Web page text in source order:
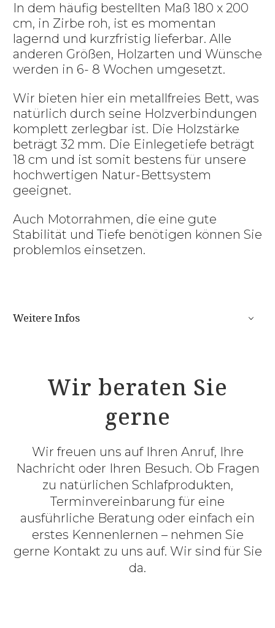
In dem häufig bestellten Maß 180 x 200
cm, in Zirbe roh, ist es momentan
lagernd und kurzfristig lieferbar. Alle
anderen Größen, Holzarten und Wünsche
werden in 6- 8 Wochen umgesetzt.
Wir bieten hier ein metallfreies Bett, was
natürlich durch seine Holzverbindungen
komplett zerlegbar ist. Die Holzstärke
beträgt 32 mm. Die Einlegetiefe beträgt
18 cm und ist somit bestens für unsere
hochwertigen Natur-Bettsystem
geeignet.
Auch Motorrahmen, die eine gute
Stabilität und Tiefe benötigen können Sie
problemlos einsetzen.
Weitere Infos
Wir beraten Sie
gerne
Wir freuen uns auf Ihren Anruf, Ihre
Nachricht oder Ihren Besuch. Ob Fragen
zu natürlichen Schlafprodukten,
Terminvereinbarung für eine
ausführliche Beratung oder einfach ein
erstes Kennenlernen – nehmen Sie
gerne Kontakt zu uns auf. Wir sind für Sie
da.